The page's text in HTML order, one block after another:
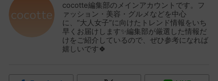
cocotte編集部のメインアカウントです。フ
ァッション・美容・グルメなどを中心
に、“大人女子”に向けたトレンド情報をいち
早くお届けします✨編集部が厳選した情報だ
けをご紹介しているので、ぜひ参考になれば
嬉しいです🍀